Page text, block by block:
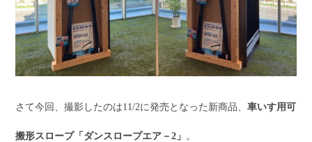
さて今回、撮影したのは11/2に発売となった新商品、車いす用可
搬形スロープ「ダンスロープエア－2」 。